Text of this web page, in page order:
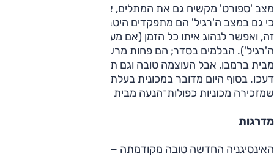
מצב 'ספורט' מקשיח גם את המתלים, אם כי לא תמיד יש בו צורך,
כי גם במצב ה'רגיל' הם מתפקדים היטב. המנוע אינו עצבני במצב
זה, ואפשר לנהוג איתו כל הזמן (אם מעבירים את המתלים למצב
ה'רגיל'). הבלמים בסדר; הם פחות מרשימים אם זוכרים שהם
מבית ברמבו, אבל העוצמה טובה וגם תחת עומס ממושך הם לא
דעכו. בסוף היום מדובר במכונית בעלת יכולת גבוהה מאוד
שמזכירה מכוניות כפולות־הנעה מבית אודי, וזו מחמאה.
מדרגות
האינסיגניה החדשה טובה מקודמתה — גדולה, מרווחת, מבצעת